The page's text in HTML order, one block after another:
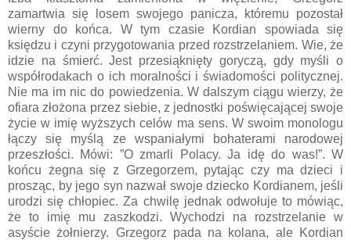
zamartwia się losem swojego panicza, któremu pozostał
wierny do końca. W tym czasie Kordian spowiada się
księdzu i czyni przygotowania przed rozstrzelaniem. Wie, że
idzie na śmierć. Jest przesiąknięty goryczą, gdy myśli o
współrodakach o ich moralności i świadomości politycznej.
Nie ma im nic do powiedzenia. W dalszym ciągu wierzy, że
ofiara złożona przez siebie, z jednostki poświęcającej swoje
życie w imię wyższych celów ma sens. W swoim monologu
łączy się myślą ze wspaniałymi bohaterami narodowej
przeszłości. Mówi: ”O zmarli Polacy. Ja idę do was!”. W
końcu żegna się z Grzegorzem, pytając czy ma dzieci i
prosząc, by jego syn nazwał swoje dziecko Kordianem, jeśli
urodzi się chłopiec. Za chwilę jednak odwołuje to mówiąc,
że to imię mu zaszkodzi. Wychodzi na rozstrzelanie w
asyście żołnierzy. Grzegorz pada na kolana, ale Kordian